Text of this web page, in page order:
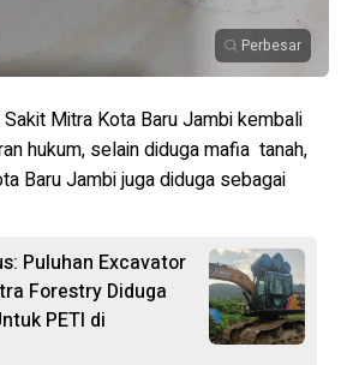
Perbesar
Mitra Kota Baru Jambi kembali
hukum, selain diduga mafia tanah,
Baru Jambi juga diduga sebagai
Puluhan Excavator
Forestry Diduga
PETI di